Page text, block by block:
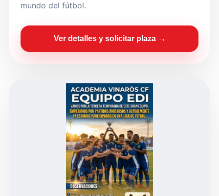
mundo del fútbol.
Ver detalles y solicitar plaza →